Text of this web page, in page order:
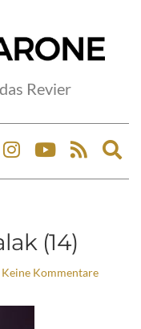
Revier
(14)
Keine Kommentare